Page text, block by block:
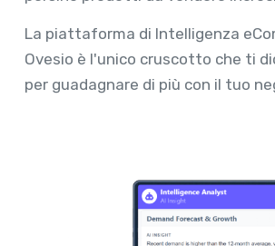
La piattaforma di Intelligenza
Ovesio è l'unico cruscotto che ti
per guadagnare di più con il tuo